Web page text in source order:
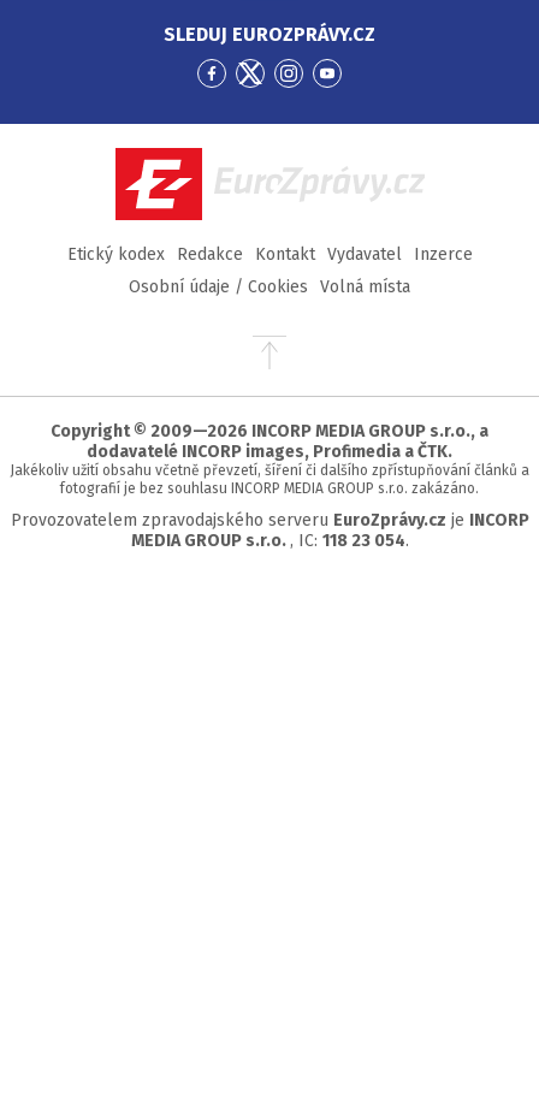
SLEDUJ EUROZPRÁVY.CZ
Přejít
Facebook
Přejít
Twitter
Přejít
Instagram
Přejít
YouTube
EuroZprávy.cz
Etický kodex Redakce Kontakt Vydavatel
Inzerce
Osobní údaje / Cookies
Volná místa
Přejít
stránky
Copyright © 2009—2026 INCORP MEDIA GROUP s.r.o., a
dodavatelé INCORP images, Profimedia a ČTK.
Jakékoliv užití obsahu včetně převzetí, šíření či dalšího zpřístupňování článků a
fotografií je bez souhlasu INCORP MEDIA GROUP s.r.o. zakázáno.
Provozovatelem zpravodajského serveru EuroZprávy.cz je INCORP
MEDIA GROUP s.r.o., IC: 118 23 054.